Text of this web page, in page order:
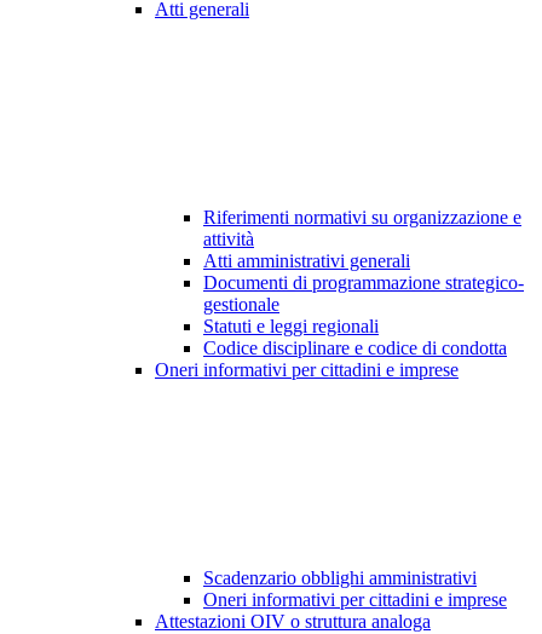
Atti generali
Riferimenti normativi su organizzazione e
attività
Atti amministrativi generali
Documenti di programmazione strategico-
gestionale
Statuti e leggi regionali
Codice disciplinare e codice di condotta
Oneri informativi per cittadini e imprese
Scadenzario obblighi amministrativi
Oneri informativi per cittadini e imprese
Attestazioni OIV o struttura analoga